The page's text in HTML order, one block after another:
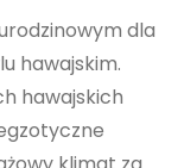
dla
hawajskim.
hawajskich